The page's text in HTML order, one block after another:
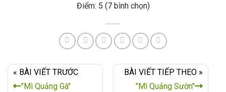
Điểm: 5 (7 bình chọn)
« BÀI VIẾT TRƯỚC
"Mì Quảng Gà"
BÀI VIẾT TIẾP THEO »
"Mì Quảng Sườn"